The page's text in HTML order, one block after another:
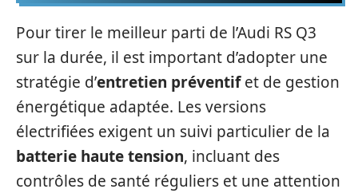
Pour tirer le meilleur parti de l’Audi RS Q3
sur la durée, il est important d’adopter une
stratégie d’entretien préventifet de gestion
énergétique adaptée. Les versions
électrifiées exigent un suivi particulier de la
batterie haute tension, incluant des
contrôles de santé réguliers et une attention